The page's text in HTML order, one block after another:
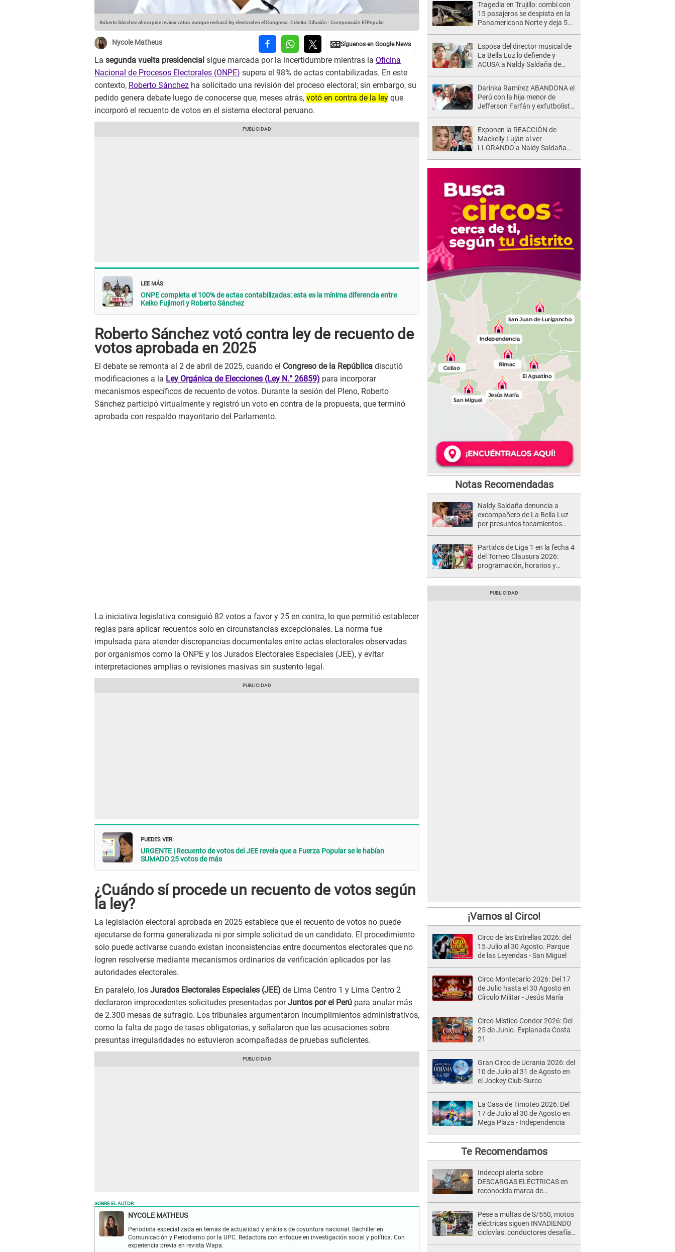
Roberto Sánchez ahora pide revisar votos, aunque rechazó ley electoral en el Congreso. Crédito: Difusión - Composición El Popular
Nycole Matheus
La segunda vuelta presidencial sigue marcada por la incertidumbre mientras la Oficina
Nacional de Procesos Electorales (ONPE) supera el 98% de actas contabilizadas. En este
contexto, Roberto Sánchez ha solicitado una revisión del proceso electoral; sin embargo, su
pedido genera debate luego de conocerse que, meses atrás, votó en contra de la ley que
incorporó el recuento de votos en el sistema electoral peruano.
LEE MÁS:
ONPE completa el 100% de actas contabilizadas: esta es la mínima diferencia entre
Keiko Fujimori y Roberto Sánchez
Roberto Sánchez votó contra ley de recuento de
votos aprobada en 2025
El debate se remonta al 2 de abril de 2025, cuando el Congreso de la República discutió
modificaciones a la Ley Orgánica de Elecciones (Ley N.° 26859) para incorporar
mecanismos específicos de recuento de votos. Durante la sesión del Pleno, Roberto
Sánchez participó virtualmente y registró un voto en contra de la propuesta, que terminó
aprobada con respaldo mayoritario del Parlamento.
La iniciativa legislativa consiguió 82 votos a favor y 25 en contra, lo que permitió establecer
reglas para aplicar recuentos solo en circunstancias excepcionales. La norma fue
impulsada para atender discrepancias documentales entre actas electorales observadas
por organismos como la ONPE y los Jurados Electorales Especiales (JEE), y evitar
interpretaciones amplias o revisiones masivas sin sustento legal.
PUEDES VER:
URGENTE | Recuento de votos del JEE revela que a Fuerza Popular se le habían
SUMADO 25 votos de más
¿Cuándo sí procede un recuento de votos según
la ley?
La legislación electoral aprobada en 2025 establece que el recuento de votos no puede
ejecutarse de forma generalizada ni por simple solicitud de un candidato. El procedimiento
solo puede activarse cuando existan inconsistencias entre documentos electorales que no
logren resolverse mediante mecanismos ordinarios de verificación aplicados por las
autoridades electorales.
En paralelo, los Jurados Electorales Especiales (JEE) de Lima Centro 1 y Lima Centro 2
declararon improcedentes solicitudes presentadas porJuntos por el Perú para anular más
de 2.300 mesas de sufragio. Los tribunales argumentaron incumplimientos administrativos,
como la falta de pago de tasas obligatorias, y señalaron que las acusaciones sobre
presuntas irregularidades no estuvieron acompañadas de pruebas suficientes.
SOBRE EL AUTOR:
NYCOLE MATHEUS
Periodista especializada en temas de actualidad y análisis de coyuntura nacional. Bachiller en
Comunicación y Periodismo por la UPC. Redactora con enfoque en investigación social y política. Con
experiencia previa en revista Wapa.
Tragedia en Trujillo: combi con
15 pasajeros se despista en la
Panamericana Norte y deja 5
Esposa del director musical de
La Bella Luz lo defiende y
ACUSA a Naldy Saldaña de
Darinka Ramírez ABANDONA el
Perú con la hija menor de
Jefferson Farfán y exfutbolista
Exponen la REACCIÓN de
Mackeily Luján al ver
LLORANDO a Naldy Saldaña
Notas Recomendadas
Naldy Saldaña denuncia a
excompañero de La Bella Luz
por presuntos tocamientos
Partidos de Liga 1 en la fecha 4
del Torneo Clausura 2026:
programación, horarios y
¡Vamos al Circo!
Circo de las Estrellas 2026: del
15 Julio al 30 Agosto. Parque
de las Leyendas - San Miguel
Circo Montecarlo 2026: Del 17
de Julio hasta el 30 Agosto en
Círculo Militar - Jesús María
Circo Místico Condor 2026: Del
25 de Junio. Explanada Costa
21
Gran Circo de Ucrania 2026: del
10 de Julio al 31 de Agosto en
el Jockey Club-Surco
La Casa de Timoteo 2026: Del
17 de Julio al 30 de Agosto en
Mega Plaza - Independencia
Te Recomendamos
Indecopi alerta sobre
DESCARGAS ELÉCTRICAS en
reconocida marca de
Pese a multas de S/550, motos
eléctricas siguen INVADIENDO
ciclovías: conductores desafían